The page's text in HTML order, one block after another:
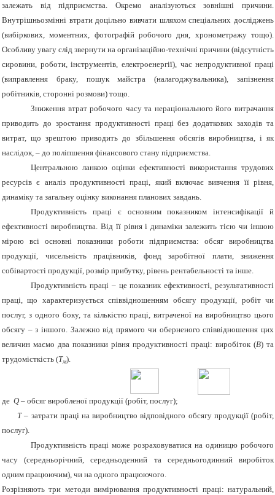
залежать від підприємства. Окремо аналізуються зовнішні причини.
Внутрішньозмінні втрати доцільно вивчати шляхом спеціальних досліджень
(вибіркових, моментних, фотографій робочого дня, хронометражу тощо).
Особливу увагу слід звернути на організаційно-технічні причини (відсутність
сировини, роботи, інструментів, електроенергії), час непродуктивної праці
(виправлення браку, пошук майстра (налагоджувальника), запізнення
робітників, сторонні розмови) тощо.
Зниження втрат робочого часу та нераціонального його витрачання
приводить до зростання продуктивності праці без додаткових заходів та
витрат, що зрештою приводить до збільшення обсягів виробництва, і як
наслідок, – до поліпшення фінансового стану підприємства.
Центральною ланкою оцінки ефективності використання трудових
ресурсів є аналіз продуктивності праці, який включає вивчення її рівня,
динаміку та загальну оцінку виконання планових завдань.
Продуктивність праці є основним показником інтенсифікації й
ефективності виробництва. Від її рівня і динаміки залежить тією чи іншою
мірою всі основні показники роботи підприємства: обсяг виробництва
продукції, чисельність працівників, фонд заробітної плати, зниження
собівартості продукції, розмір прибутку, рівень рентабельності та інше.
Продуктивність праці – це показник ефективності, результативності
праці, що характеризується співвідношенням обсягу продукції, робіт чи
послуг, з одного боку, та кількістю праці, витраченої на виробництво цього
обсягу – з іншого. Залежно від прямого чи оберненого співвідношення цих
величин маємо два показники рівня продуктивності праці: виробіток (В) та
трудомісткість (Тм).
де Q– обсяг виробленої продукції (робіт, послуг);
T – затрати праці на виробництво відповідного обсягу продукції (робіт,
послуг).
Продуктивність праці може розраховуватися на одиницю робочого
часу (середньорічний, середньоденний та середньогодинний виробіток
одним працюючим), чи на одного працюючого.
Розрізняють три методи вимірювання продуктивності праці: натуральний,